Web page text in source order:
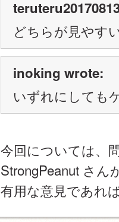
どちらが見やす
inoking wrote:
いずれにしても
今回については、
StrongPeanut さ
有用な意見であれ